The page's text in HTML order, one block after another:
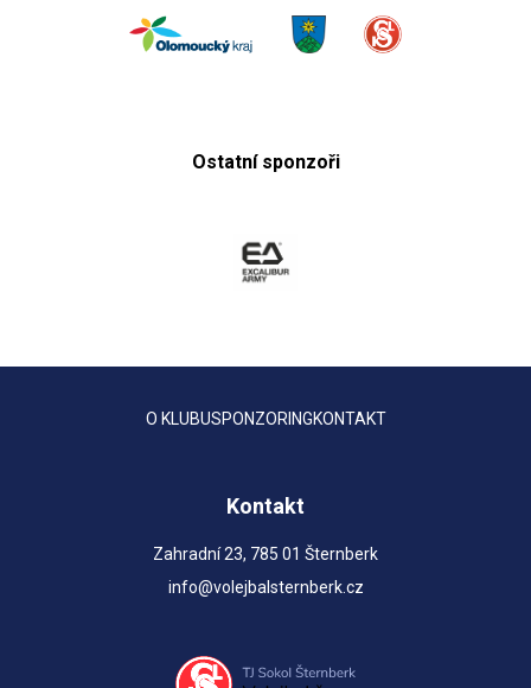
Ostatní sponzoři
O KLUBUSPONZORINGKONTAKT
Kontakt
Zahradní 23, 785 01 Šternberk
info@volejbalsternberk.cz